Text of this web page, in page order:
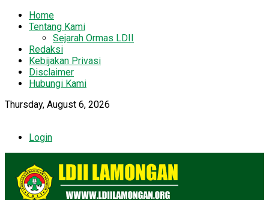
Home
Tentang Kami
Sejarah Ormas LDII
Redaksi
Kebijakan Privasi
Disclaimer
Hubungi Kami
Thursday, August 6, 2026
Login